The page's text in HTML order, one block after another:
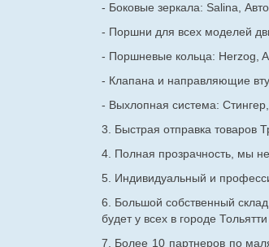
- Боковые зеркала: Salina,
- Поршни для всех моделей
- Поршневые кольца: Herzog,
- Клапана и направляющие
- Выхлопная система:
3. Быстрая отправка товаров
4. Полная прозрачность, мы не
5. Индивидуальный и
6. Большой собственный
будет у всех в городе Тольятти
7. Более 10 партнеров по